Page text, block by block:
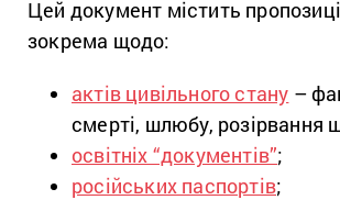
Цей документ містить
зокрема щодо:
актів цивільного стану –
смерті, шлюбу, розірвання
освітніх “документів”;
російських паспортів;